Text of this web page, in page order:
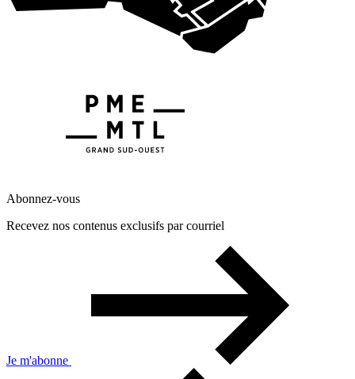
Abonnez-vous
Recevez nos contenus exclusifs par courriel
Je m'abonne